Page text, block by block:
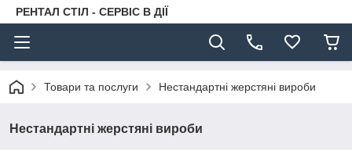
РЕНТАЛ СТІЛ - СЕРВІС В ДІЇ
Товари та послуги Нестандартні жерстяні вироби
Нестандартні жерстяні вироби